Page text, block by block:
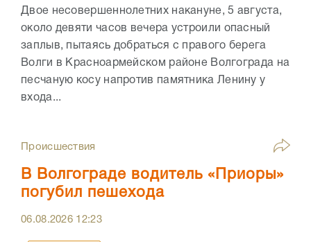
Двое несовершеннолетних накануне, 5 августа,
около девяти часов вечера устроили опасный
заплыв, пытаясь добраться с правого берега
Волги в Красноармейском районе Волгограда на
песчаную косу напротив памятника Ленину у
входа...
Происшествия
В Волгограде водитель «Приоры»
погубил пешехода
06.08.2026 12:23